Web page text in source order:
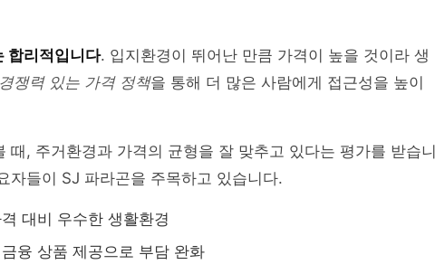
합리적입니다. 입지환경이 뛰어난 만큼 가격이 높을 것이라 생
경쟁력 있는 가격 정책을 통해 더 많은 사람에게 접근성을 높이
때, 주거환경과 가격의 균형을 잘 맞추고 있다는 평가를 받습니
자들이 SJ 파라곤을 주목하고 있습니다.
대비 우수한 생활환경
융 상품 제공으로 부담 완화